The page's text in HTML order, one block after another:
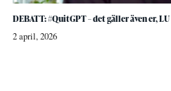
DEBATT: #QuitGPT – det gäller även er, LU
2 april, 2026